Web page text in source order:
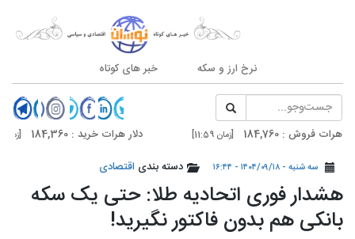
نرخ ارز و سکه خبر های کوتاه
: 184,760 [زمان 11:59] دلار هرات خرید : 184,360 [زمان 11:59]
: 186,500 [زمان 11:55] دلار تهران خرید : 186,100 سه شنبه - ۱۴۰۴/۰۹/۱۸ - ۱۶:۴۴ دسته بندی اقتصادی
هشدار فوری اتحادیه طلا: حتی یک سکه
بانکی هم بدون فاکتور نگیرید!